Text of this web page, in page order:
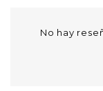
No hay